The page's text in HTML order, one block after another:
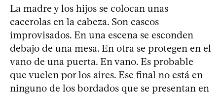
La madre y los hijos se colocan unas
cacerolas en la cabeza. Son cascos
improvisados. En una escena se esconden
debajo de una mesa. En otra se protegen en el
vano de una puerta. En vano. Es probable
que vuelen por los aires. Ese final no está en
ninguno de los bordados que se presentan en